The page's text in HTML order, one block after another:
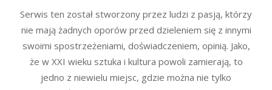
Serwis ten został stworzony przez ludzi z pasją, którzy
nie mają żadnych oporów przed dzieleniem się z innymi
swoimi spostrzeżeniami, doświadczeniem, opinią. Jako,
że w XXI wieku sztuka i kultura powoli zamierają, to
jedno z niewielu miejsc, gdzie można nie tylko